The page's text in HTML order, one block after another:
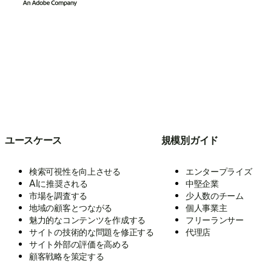
ユースケース
検索可視性を向上させる
AIに推奨される
市場を調査する
地域の顧客とつながる
魅力的なコンテンツを作成する
サイトの技術的な問題を修正する
サイト外部の評価を高める
顧客戦略を策定する
規模別ガイド
エンタープライズ
中堅企業
少人数のチーム
個人事業主
フリーランサー
代理店